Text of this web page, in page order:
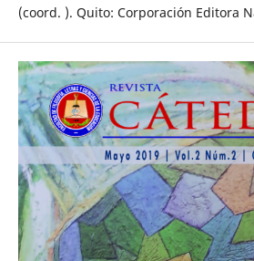
(coord. ). Quito: Corporación Editora